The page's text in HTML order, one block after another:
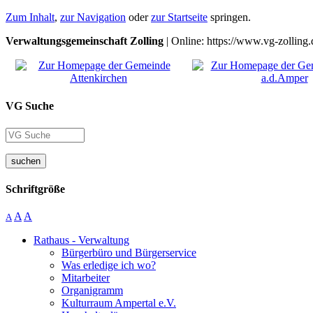
Zum Inhalt, zur Navigation oderzur Startseite springen.
Verwaltungsgemeinschaft Zolling | Online: https://www.vg-
VG Suche
suchen
Schriftgröße
A A A
Rathaus - Verwaltung
Bürgerbüro und Bürgerservice
Was erledige ich wo?
Mitarbeiter
Organigramm
Kulturraum Ampertal e.V.